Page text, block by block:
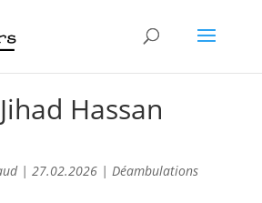
Hassan
| 27.02.2026| Déambulations